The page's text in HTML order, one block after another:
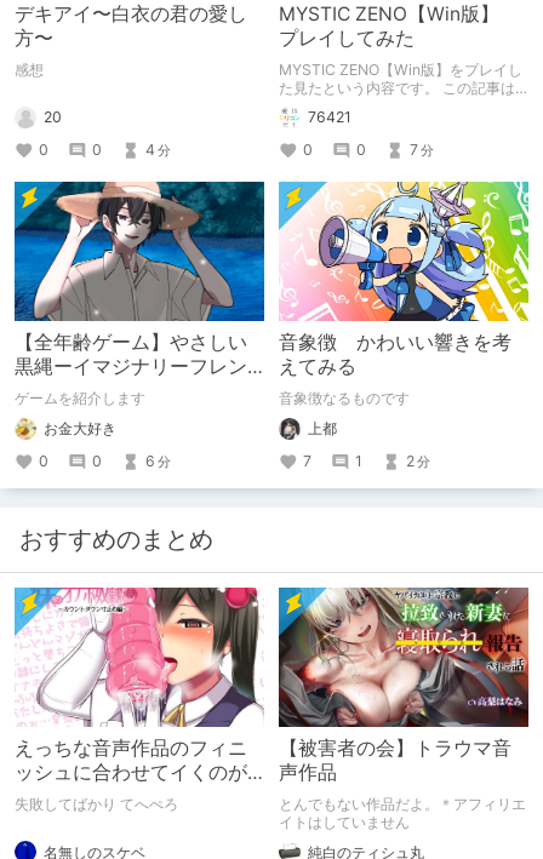
デキアイ〜白衣の君の愛し
方〜
感想
20
0
0 4 分
MYSTIC ZENO【Win版】
プレイしてみた
MYSTIC ZENO【Win版】をプレイし
た見たという内容です。 この記事は
通常のクリエイターズ記事です。
76421
0
0 7分
【全年齢ゲーム】やさしい
黒縄ーイマジナリーフレン
ドの「彼」と過ごすおぼん
やすみー
ゲームを紹介します
お金大好き
0
0 6 分
音象徴 かわいい響きを考
えてみる
音象徴なるものです
上都
7
1 2分
おすすめのまとめ
えっちな音声作品のフィニ
ッシュに合わせてイくのが
下手すぎる【失敗した話】
失敗してばかり てへぺろ
名無しのスケベ
【被害者の会】トラウマ音
声作品
とんでもない作品だよ。＊アフィリエ
イトはしていません
純白のティシュ丸